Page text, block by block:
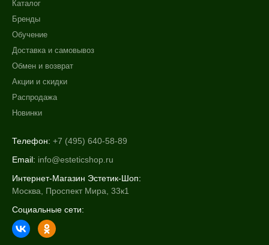
Каталог
Бренды
Обучение
Доставка и самовывоз
Обмен и возврат
Акции и скидки
Распродажа
Новинки
Телефон: +7 (495) 640-58-89
Email: info@esteticshop.ru
Интернет-Магазин Эстетик-Шоп:
Москва, Проспект Мира, 33к1
Социальные сети: